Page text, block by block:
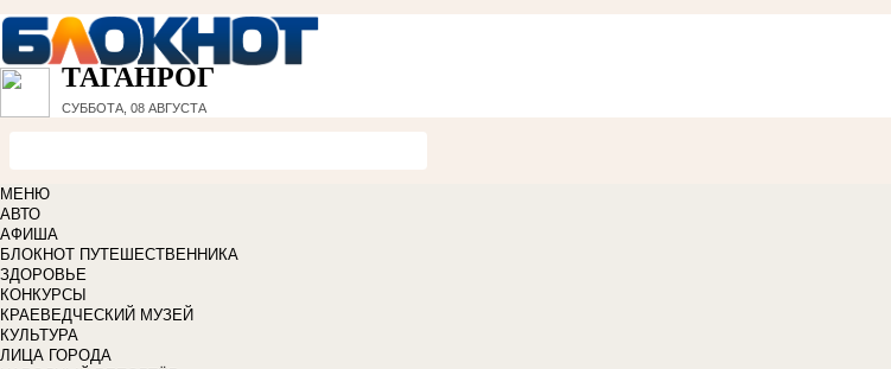
ТАГАНРОГ
СУББОТА, 08 АВГУСТА
МЕНЮ
АВТО
АФИША
БЛОКНОТ ПУТЕШЕСТВЕННИКА
ЗДОРОВЬЕ
КОНКУРСЫ
КРАЕВЕДЧЕСКИЙ МУЗЕЙ
КУЛЬТУРА
ЛИЦА ГОРОДА